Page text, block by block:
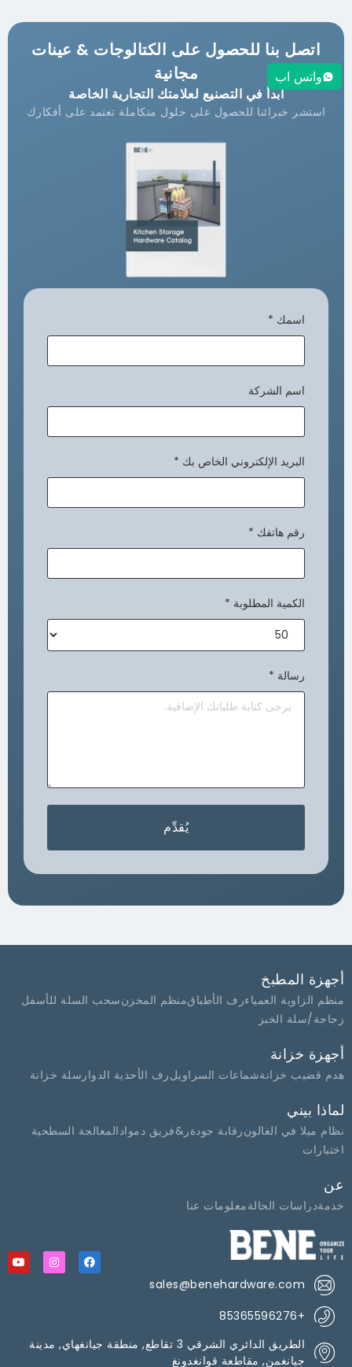
اتصل بنا للحصول على الكتالوجات & عينات
مجانية
ابدأ في التصنيع لعلامتك التجارية الخاصة
استشر خبرائنا للحصول على حلول متكاملة تعتمد على أفكارك
اسمك *
اسم الشركة
البريد الإلكتروني الخاص بك *
رقم هاتفك *
الكمية المطلوبة *
رسالة *
يُقدِّم
أجهزة المطبخ
منظم الزاوية العمياءرف الأطباقمنظم المخزنسحب السلة للأسفل
زجاجة/سلة الخبز
أجهزة خزانة
هدم قضيب خزانةشماعات السراويلرف الأحذية الدوار سلة خزانة
لماذا بيني
نظام ميلا في الغالونرقابة جودةر&فريق دموادالمعالجة السطحية
اختبارات
عن
خدمةدراسات الحالةمعلومات عنا
sales@benehardware.com
+85365596276
الطريق الدائري الشرقي 3 تقاطع, منطقة جيانغهاي, مدينة
جيانغمن, مقاطعة قوانغدونغ
واتس اب